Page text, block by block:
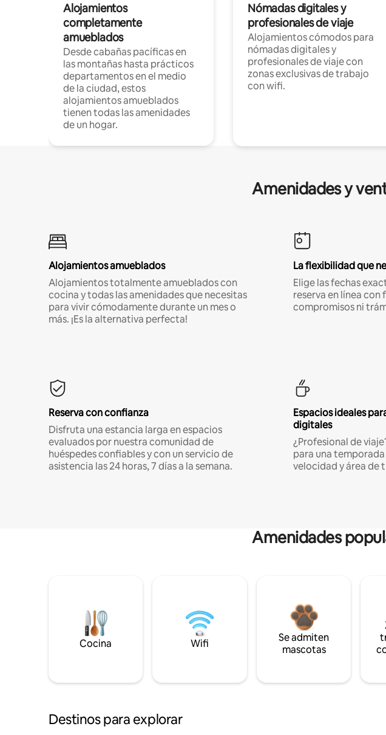
Alojamientos
completamente
amueblados
Desde cabañas pacíficas en
las montañas hasta prácticos
departamentos en el medio
de la ciudad, estos
alojamientos amueblados
tienen todas las amenidades
de un hogar.
Nómadas digitales y
profesionales de viaje
Alojamientos cómodos para
nómadas digitales y
profesionales de viaje con
zonas exclusivas de trabajo
con wifi.
Amenidades y
Alojamientos amueblados
Alojamientos totalmente amueblados con
cocina y todas las amenidades que necesitas
para vivir cómodamente durante un mes o
más. ¡Es la alternativa perfecta!
La flexibilidad que
Elige las fechas
reserva en línea con
compromisos ni
Reserva con confianza
Disfruta una estancia larga en espacios
evaluados por nuestra comunidad de
huéspedes confiables y con un servicio de
asistencia las 24 horas, 7 días a la semana.
Espacios ideales
digitales
¿Profesional de
para una
velocidad y área de
Amenidades
Cocina Wifi
Se admiten
mascotas
Destinos para explorar